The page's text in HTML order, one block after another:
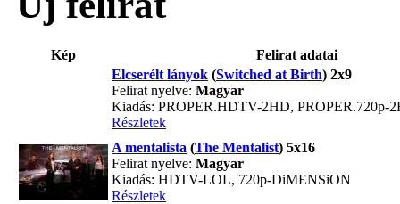
Kép
Felirat adatai
Elcserélt lányok (Switched at Birth) 2x9
Felirat nyelve: Magyar
Kiadás: PROPER.HDTV-2HD, PROPER.720p-
Részletek
A mentalista (The Mentalist) 5x16
Felirat nyelve: Magyar
Kiadás: HDTV-LOL, 720p-DiMENSiON
Részletek